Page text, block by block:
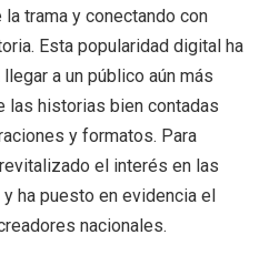
trama y conectando con
Esta popularidad digital ha
llegar a un público aún más
las historias bien contadas
y formatos. Para
el interés en las
ha puesto en evidencia el
nacionales.